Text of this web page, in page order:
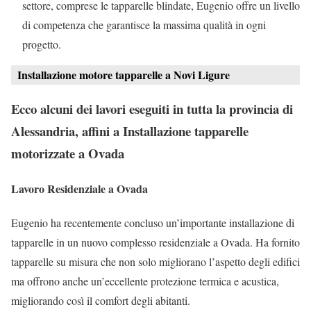
settore, comprese le tapparelle blindate, Eugenio offre un livello
di competenza che garantisce la massima qualità in ogni
progetto.
Installazione motore tapparelle a Novi Ligure
Ecco alcuni dei lavori eseguiti in tutta la provincia di
Alessandria, affini a Installazione tapparelle
motorizzate a Ovada
Lavoro Residenziale a Ovada
Eugenio ha recentemente concluso un’importante installazione di
tapparelle in un nuovo complesso residenziale a Ovada. Ha fornito
tapparelle su misura che non solo migliorano l’aspetto degli edifici
ma offrono anche un’eccellente protezione termica e acustica,
migliorando così il comfort degli abitanti.